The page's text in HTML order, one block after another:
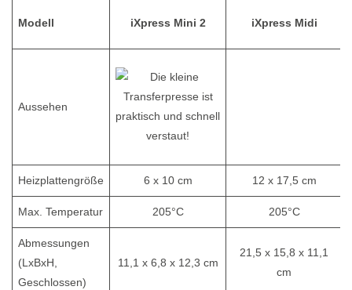
Modell iXpress Mini 2 iXpress Midi
Aussehen
Heizplattengröße 6 x 10 cm 12 x 17,5 cm
Max. Temperatur 205°C 205°C
Abmessungen
(LxBxH,
Geschlossen)
11,1 x 6,8 x 12,3 cm
21,5 x 15,8 x 11,1
cm